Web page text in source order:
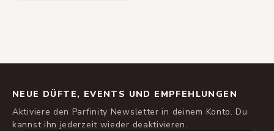
NEUE DÜFTE, EVENTS UND EMPFEHLUNGEN
Aktiviere den Parfinity Newsletter in deinem Konto. Du
kannst ihn jederzeit wieder deaktivieren.